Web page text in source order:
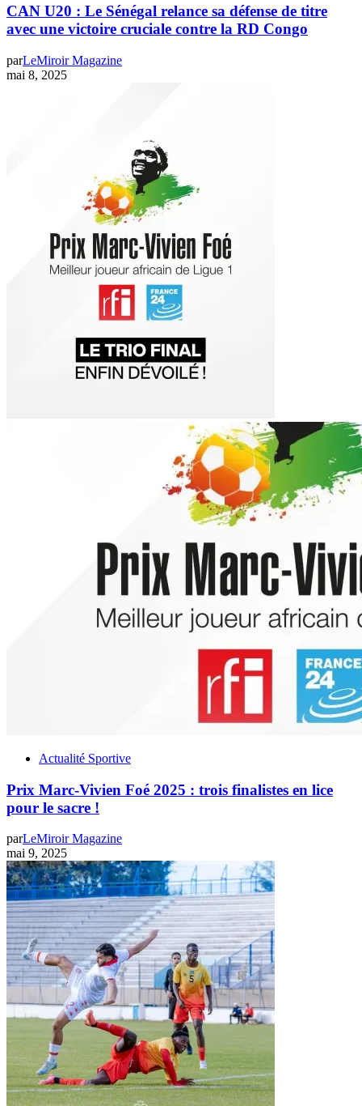
CAN U20 : Le Sénégal relance sa défense de titre
avec une victoire cruciale contre la RD Congo
parLeMiroir Magazine
mai 8, 2025
Actualité Sportive
Prix Marc-Vivien Foé 2025 : trois finalistes en lice
pour le sacre !
parLeMiroir Magazine
mai 9, 2025